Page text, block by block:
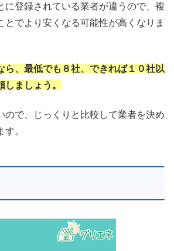
に登録されている業者が違うので、複
とでより安くなる可能性が高くなりま
ら、最低でも８社、できれば１０社以
しましょう。
ので、じっくりと比較して業者を決め
。